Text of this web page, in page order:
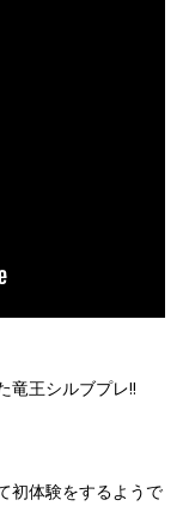
竜王シルブプレ!!
初体験をするようで